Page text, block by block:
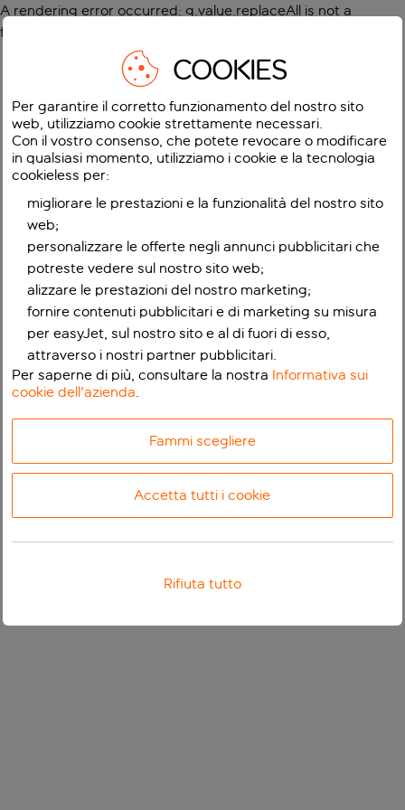
A rendering error occurred: g.value.replaceAll is not a
function
COOKIES
Per garantire il corretto funzionamento del nostro sito
web, utilizziamo cookie strettamente necessari.
Con il vostro consenso, che potete revocare o modificare
in qualsiasi momento, utilizziamo i cookie e la tecnologia
cookieless per:
migliorare le prestazioni e la funzionalità del nostro sito
web;
personalizzare le offerte negli annunci pubblicitari che
potreste vedere sul nostro sito web;
alizzare le prestazioni del nostro marketing;
fornire contenuti pubblicitari e di marketing su misura
per easyJet, sul nostro sito e al di fuori di esso,
attraverso i nostri partner pubblicitari.
Per saperne di più, consultare la nostra Informativa sui
cookie dell'azienda.
Fammi scegliere
Accetta tutti i cookie
Rifiuta tutto